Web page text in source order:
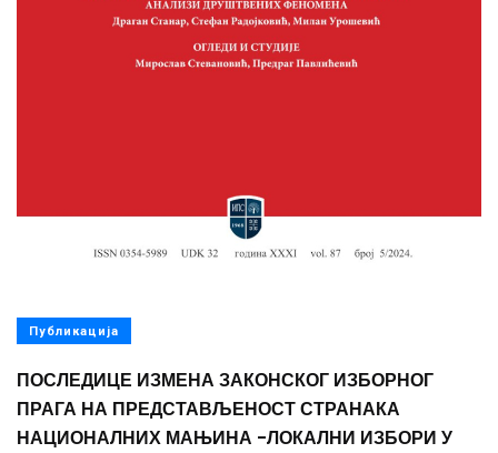
Публикација
ПОСЛЕДИЦЕ ИЗМЕНА ЗАКОНСКОГ ИЗБОРНОГ
ПРАГА НА ПРЕДСТАВЉЕНОСТ СТРАНАКА
НАЦИОНАЛНИХ МАЊИНА -ЛОКАЛНИ ИЗБОРИ У